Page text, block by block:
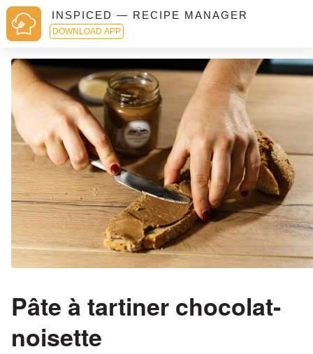
INSPICED — RECIPE MANAGER
DOWNLOAD APP
Pâte à tartiner chocolat-
noisette